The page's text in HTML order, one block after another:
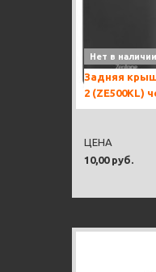
Нет в наличии
Задняя
2 (ZE500KL)
10,00 руб.
ЦЕНА